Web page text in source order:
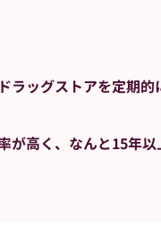
ラッグストアを定期
が高く、なんと15年